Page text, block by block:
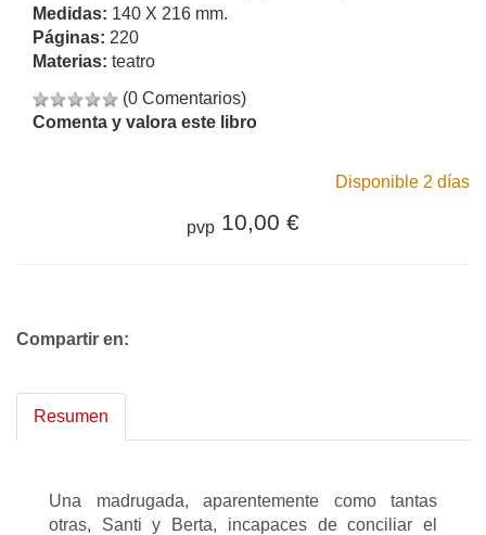
Medidas: 140 X 216 mm.
Páginas: 220
Materias: teatro
(0 Comentarios)
Comenta y valora este libro
Disponible 2 días
pvp 10,00 €
Compartir en:
Resumen
Una madrugada, aparentemente como tantas
otras, Santi y Berta, incapaces de conciliar el